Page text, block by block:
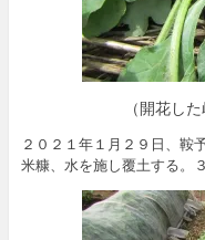
（開花し
２０２１年１月２９日、鞍
米糠、水を施し覆土する。